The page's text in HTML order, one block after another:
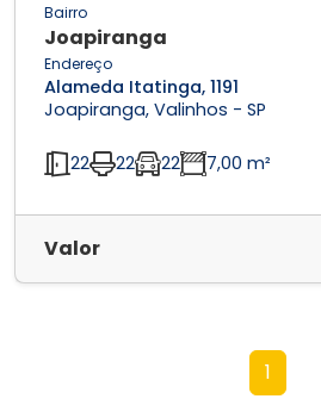
Bairro
Joapiranga
Endereço
Alameda Itatinga, 1191
Joapiranga, Valinhos - SP
22 22 22 7,00 m²
Valor
1